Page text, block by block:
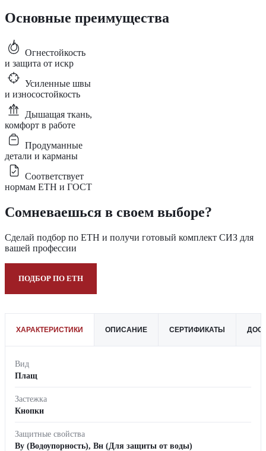
Основные преимущества
Огнестойкость
и защита от искр
Усиленные швы
и износостойкость
Дышащая ткань,
комфорт в работе
Продуманные
детали и карманы
Соответствует
нормам ЕТН и ГОСТ
Сомневаешься в своем выборе?
Сделай подбор по ЕТН и получи готовый комплект СИЗ для
вашей профессии
ПОДБОР ПО ЕТН
ХАРАКТЕРИСТИКИ ОПИСАНИЕ СЕРТИФИКАТЫ
Вид
Плащ
Застежка
Кнопки
Защитные свойства
Ву (Водоупорность), Вн (Для защиты от воды)